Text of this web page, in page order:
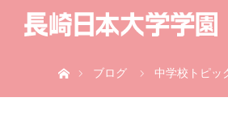
ブログ
中学校トピッ